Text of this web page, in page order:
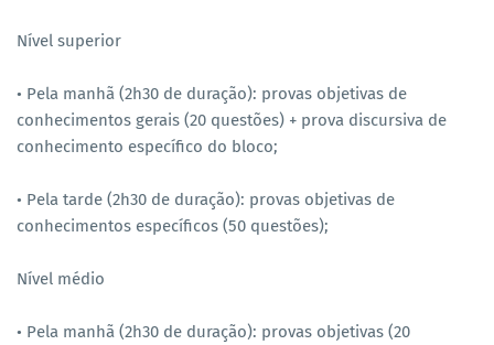
Nível superior
• Pela manhã (2h30 de duração): provas objetivas de
conhecimentos gerais (20 questões) + prova discursiva de
conhecimento específico do bloco;
• Pela tarde (2h30 de duração): provas objetivas de
conhecimentos específicos (50 questões);
Nível médio
• Pela manhã (2h30 de duração): provas objetivas (20